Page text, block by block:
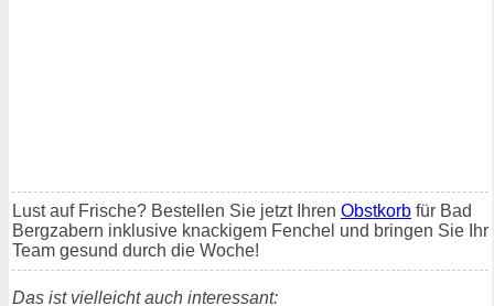
Lust auf Frische? Bestellen Sie jetzt Ihren Obstkorb für Bad
Bergzabern inklusive knackigem Fenchel und bringen Sie Ihr
Team gesund durch die Woche!
Das ist vielleicht auch interessant: